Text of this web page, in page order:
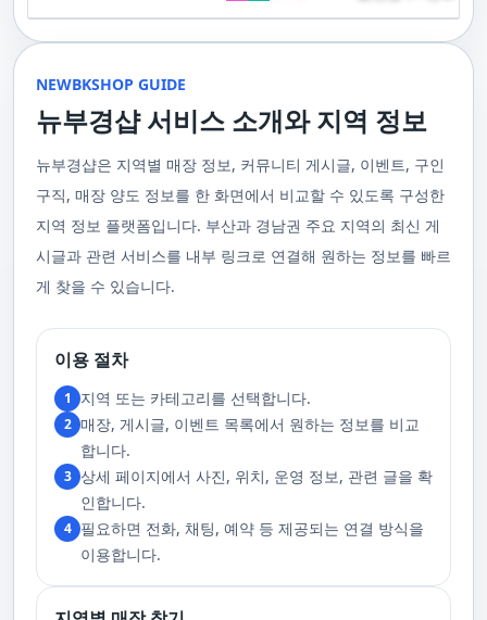
기 위해 부경샵은 계속해서 훌륭한 관리사들을 모집하고 있답니다. 부산 출
장을 원하실 때는 언제든지 후불제로 예약하실 수 있어요, 이점 참고해주세
요. 사전에 예약하시면 더욱 쾌적한 부산 러시아 홈케어 서비스를 경험하실
대한 많은 관심 덕분에, 부경샵은 필요한 요구 사항들을 간단하게 필수적인
것들로 정리했어요. 이 가이드라인을 따라주시면, 서비스 이용 중에 문제가
생기지 않을 거예요. 첫째로, 너무 많은 알코올을 섭취해 만취 상태일 경우에
게 좋아요.서비스 당일에는 부경샵과의 원활한 의사소통이 중요해요, 그래
서 공중전화나 발신 제한으로는 연락이 어려워요. 또한, 자주 예약을 취소하
거나 예약 없이 나타나지 않는 경우, 앞으로 예약하기가 어려워질 수 있으니
가격으로 경험해 보세요.터치 -> 부경샵 홈페이지 터치 -> 더욱 새로워진 뉴
부경샵 홈페이지 터치 -> 부경샵앱 다운로드 - Google Play
원 코스에 대한 궁금증이 있으시다면, 전화를 통한 상담을 추천드립니다.
부산 일본인 홈케어는 대면 서비스의 특성상, 직접 통화를 통한 문의와 예약
시면, 부경샵은 그에 최적화된 서비스를 제공하기 위해 최선을 다할 것입니
다. 언제든지 필요하실 때, 편리한 상담과 지원이 준비되어 있으니 주저하지
마시고 연락 주세요. 부산 일본인 홈케어 이용 방법에 대해서는, 서비스의
핵심은 바로 고객님의 현재 위치에서 직접 찾아가는 것입니다. 이 방식을 통
등, 자신만의 공간에서 편안한 맞춤형 마사지를 받으실 수 있습니다. 최근
한 마사지 서비스를 제공하기 위해 노력하고 있습니다. 부경샵의 주된 목적
은 고객님들이 긴장을 해소하고 새로운 활력을 얻을 수 있는 피난처를 마련
하는 것입니다. 또한, 부경샵 한국과 태국, 일본에서 온 관리사 중 선택이 가
능하며, 다른 곳에서 찾아볼 수 없는 독특한 기술과 마음가짐을 가진 관리사
를 자랑합니다. 이러한 품질은 비교할 수 없는 수준입니다. 서비스의 질을
더욱 높이기 위해, 부경샵은 지속적으로 우수한 일본인 관리사를 모집 중입
서비스를 경험하실 수 있습니다. 마지막으로 부산 일본인 홈케어 서비스를
이용하시기 전에, 아래 주의사항을 상세히 확인하시고 예약을 진행해 주시
기 바랍니다. 부경샵 서비스에 대한 높은 수요를 감안하여, 이용 요건을 간
소화하여 필수적인 사항으로 명시했습니다. 이 가이드라인을 따르시면, 서
비스 이용 중 문제가 발생하지 않을 것입니다. 특히, 과도한 알코올 섭취로
인해 만취 상태에서는 서비스 이용에 제한을 두고 있음을 명확히 합니다. 이
러한 상태에서는 다음 기회에 이용해 주시길 부탁드립니다. 서비스 도착 시
원활한 의사소통이 이루어질 수 있도록, 저희와의 연락이 반드시 가능해야
합니다. 이에 공중전화 사용이나 발신 번호 표시 제한으로의 통화는 받지 않
고 있습니다. 또한, 자주 발생하는 예약 취소나 무단으로 예약을 취소할 경
우, 향후 서비스 예약에 제약이 생길 수 있음을 알려드립니다. 시간을 효율적
으로 사용하며, 합리적인 가격으로 부경샵만의 특별한 경험을 하실 수 있습
정기적으로 받는 마사지입니다.2. 타이 마사지 타이 마사지는 동양의 전통
적인 마사지 방법으로, 신체의 스트레칭과 압력 포인트를 조합하여 신체의
균형을 맞추는 데 중점을 둡니다. 이 마사지는 유연성을 증진시키고 근육의
사지는 신체의 긴장을 풀어주고, 스트레스를 감소시키며, 전반적인 신체 기
서 유래한 마사지 방법으로, 의자에 앉은 상태에서 받을 수 있어 사무실이나
집에서도 쉽게 즐길 수 있습니다. 이 마사지는 특히 허리와 어깨의 피로를 해
소하는 데 효과적이며, 신체의 전반적인 이완을 도와 스트레스 감소에 도움
을 줍니다. 샤이츠 마사지는 짧은 시간에 효과적인 이완을 제공하여, 바쁜 일
상 속에서 짧은 휴식을 필요로 하는 현대인에게 적합합니다.4. 발 마사지 발
마사지는 발과 발목을 중심으로 이루어지는 마사지로, 신체의 균형을 유지
하고 전반적인 피로를 풀어주는 데 중점을 둡니다. 이 마사지는 발의 압력점
을 개선합니다. 발 마사지는 특히 장시간 서 있거나 걷는 일이 많은 사람들에
게 추천되며, 발의 피로 뿐만 아니라 전체적인 신체의 건강과 웰빙에도 긍정
적인 영향을 줍니다.부경샵 앱을 통해 부산 남포동 지역의 고객들은 이러한
춤형 서비스를 즐길 수 있습니다.출장마사지는 부경샵 ↓↓↓ 클릭
https://bkshop.kr/더욱 새로워진 출장마사지 뉴부경샵↓↓↓ 클릭
https://newbkshop.com/출장마사지 부경샵앱 다운로드↓↓↓ 클릭
https://play.google.com/store/apps/details?
울 수 있는 이런 부경샵에서 예약하시는 것을 추천드립니다.때론, 그냥 누워
부산꿀통 디시에서 제공하는 서비스는 여러분에게 새로운 힐링의 기회를 제
사지는 여러분의 체질 개선, 스트레스 해소, 마음의 안정 등 다양한 효능을
가져다줍니다. 이와 같이 부산꿀통 디시의 마사지는 여러분의 건강을 지키
간을 가질 수 있게 해줍니다. 그리고 이런 부산꿀통 디시의 서비스를 편리하
게 예약하고 이용할 수 있게 도와주는 '부경샵' 어플은 부산과 경남 지역에서
최고의 마사지 어플로 추천받고 있습니다. 복잡한 예약 과정 없이, 부담 없이
부산꿀통 디시의 서비스를 이용하려는 분들께 부경샵 어플을 강력히 추천드
립니다.여러분의 건강과 힐링을 위해, 부산꿀통 디시와 부경샵이 함께하며,
모든 고민과 걱정 속에서 여러분을 위로하고 도와드리겠습니다. 부산꿀통
부산꿀통 디시의 건강한 마사지와 쾌적한 분위기 속에서 행복과 건강을 찾
주급
NEWBKSHOP GUIDE
뉴부경샵 서비스 소개와 지역 정보
뉴부경샵은 지역별 매장 정보, 커뮤니티 게시글, 이벤트, 구인
구직, 매장 양도 정보를 한 화면에서 비교할 수 있도록 구성한
지역 정보 플랫폼입니다. 부산과 경남권 주요 지역의 최신 게
시글과 관련 서비스를 내부 링크로 연결해 원하는 정보를 빠르
게 찾을 수 있습니다.
이용 절차
1 지역 또는 카테고리를 선택합니다.
2 매장, 게시글, 이벤트 목록에서 원하는 정보를 비교
합니다.
3 상세 페이지에서 사진, 위치, 운영 정보, 관련 글을 확
인합니다.
4 필요하면 전화, 채팅, 예약 등 제공되는 연결 방식을
이용합니다.